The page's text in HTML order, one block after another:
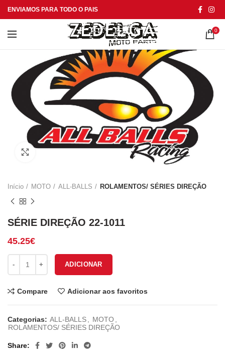
ENVIAMOS PARA TODO O PAIS
0
Início MOTO ALL-BALLS ROLAMENTOS/ SÉRIES DIREÇÃO
SÉRIE DIREÇÃO 22-1011
45.25€
ADICIONAR
Compare Adicionar aos favoritos
Categorias: ALL-BALLS, MOTO,
ROLAMENTOS/ SÉRIES DIREÇÃO
Share